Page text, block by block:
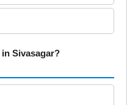
in Sivasagar?